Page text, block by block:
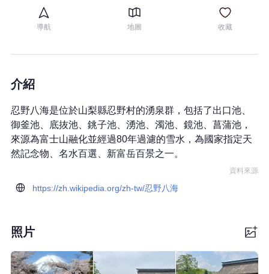
導航 地圖 收藏
介紹
忍野八海是位於山梨縣忍野村的湧泉群，包括了出口池、
御釜池、底抜池、銚子池、湧池、濁池、鏡池、菖蒲池，
來源為富士山融化並經過80年過濾的雪水，為國家指定天
然記念物、名水百選、新富岳百景之一。
資料來源
https://zh.wikipedia.org/zh-tw/忍野八海
照片